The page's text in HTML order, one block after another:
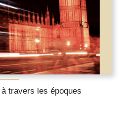
travers les époques